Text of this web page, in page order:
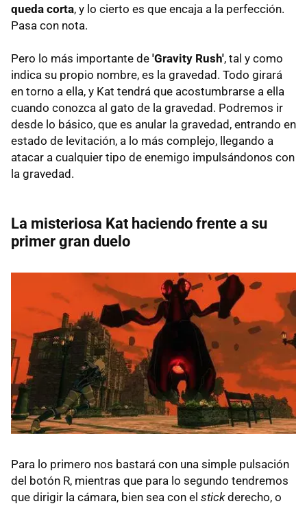
queda corta, y lo cierto es que encaja a la perfección.
Pasa con nota.
Pero lo más importante de 'Gravity Rush', tal y como
indica su propio nombre, es la gravedad. Todo girará
en torno a ella, y Kat tendrá que acostumbrarse a ella
cuando conozca al gato de la gravedad. Podremos ir
desde lo básico, que es anular la gravedad, entrando en
estado de levitación, a lo más complejo, llegando a
atacar a cualquier tipo de enemigo impulsándonos con
la gravedad.
La misteriosa Kat haciendo frente a su
primer gran duelo
Para lo primero nos bastará con una simple pulsación
del botón R, mientras que para lo segundo tendremos
que dirigir la cámara, bien sea con el stickderecho, o